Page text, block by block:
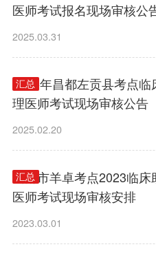
医师考试报名现场审核公
2025.03.31
汇总
2025年昌都左贡县考点临
理医师考试现场审核公告
2025.02.20
汇总
山南市羊卓考点2023临床
医师考试现场审核安排
2023.03.01